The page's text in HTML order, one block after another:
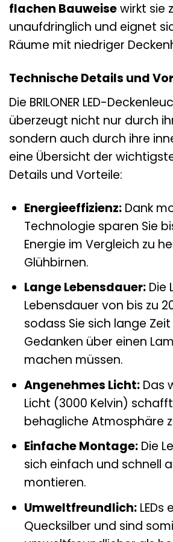
flachen Bauweisewirkt sie
unaufdringlich und eignet
Räume mit niedriger
Technische Details und
Die BRILONER LED-
überzeugt nicht nur durch
sondern auch durch ihre
eine Übersicht der
Details und Vorteile:
Energieeffizienz:Dank
Technologie sparen Sie
Energie im Vergleich zu
Glühbirnen.
Lange Lebensdauer:Die
Lebensdauer von bis zu
sodass Sie sich lange Zeit
Gedanken über einen
machen müssen.
Angenehmes Licht:Das
Licht (3000 Kelvin)
behagliche Atmosphäre
Einfache Montage:Die
sich einfach und schnell
montieren.
Umweltfreundlich:LEDs
Quecksilber und sind